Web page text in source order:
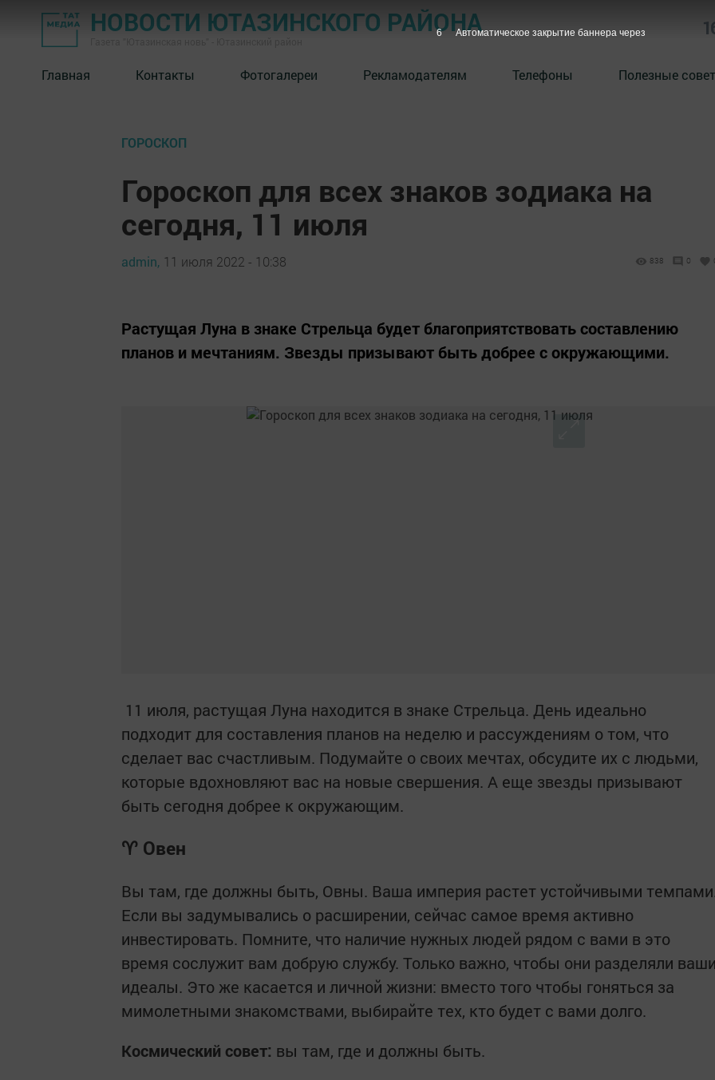
НОВОСТИ ЮТАЗИНСКОГО РАЙОНА
Главная Контакты Фотогалереи Рекламодателям Телефоны Полезные
ГОРОСКОП
Гороскоп для всех знаков зодиака на
сегодня, 11 июля
admin, 11 июля 2022 - 10:38 838 0
Растущая Луна в знаке Стрельца будет благоприятствовать составлению
планов и мечтаниям. Звезды призывают быть добрее с окружающими.
11 июля, растущая Луна находится в знаке Стрельца. День идеально
подходит для составления планов на неделю и рассуждениям о том, что
сделает вас счастливым. Подумайте о своих мечтах, обсудите их с людьми,
которые вдохновляют вас на новые свершения. А еще звезды призывают
быть сегодня добрее к окружающим.
♈ Овен
Вы там, где должны быть, Овны. Ваша империя растет устойчивыми
Если вы задумывались о расширении, сейчас самое время активно
инвестировать. Помните, что наличие нужных людей рядом с вами в это
время сослужит вам добрую службу. Только важно, чтобы они разделяли
идеалы. Это же касается и личной жизни: вместо того чтобы гоняться за
мимолетными знакомствами, выбирайте тех, кто будет с вами долго.
Космический совет: вы там, где и должны быть.
5 Автоматическое закрытие баннера через